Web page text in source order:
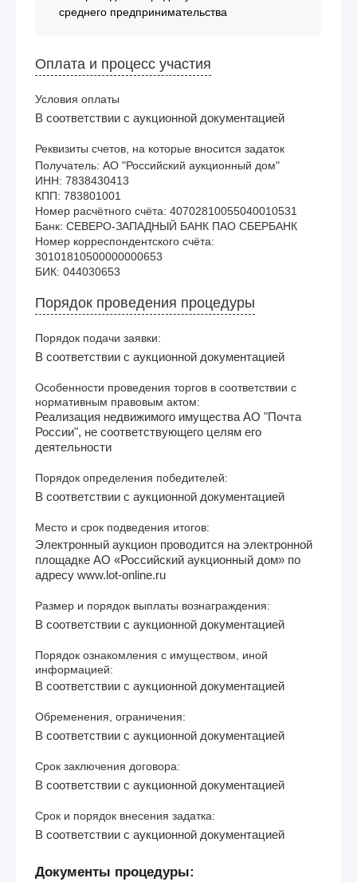
среднего предпринимательства
Оплата и процесс участия
Условия оплаты
В соответствии с аукционной документацией
Реквизиты счетов, на которые вносится задаток
Получатель: АО "Российский аукционный дом"
ИНН: 7838430413
КПП: 783801001
Номер расчётного счёта: 40702810055040010531
Банк: СЕВЕРО-ЗАПАДНЫЙ БАНК ПАО СБЕРБАНК
Номер корреспондентского счёта:
30101810500000000653
Порядок проведения процедуры
Порядок подачи заявки:
В соответствии с аукционной документацией
Особенности проведения торгов в соответствии с
нормативным правовым актом:
Реализация недвижимого имущества АО "Почта
России", не соответствующего целям его
деятельности
Порядок определения победителей:
В соответствии с аукционной документацией
Место и срок подведения итогов:
Электронный аукцион проводится на электронной
площадке АО «Российский аукционный дом» по
адресу www.lot-online.ru
Размер и порядок выплаты вознаграждения:
В соответствии с аукционной документацией
Порядок ознакомления с имуществом, иной
информацией:
В соответствии с аукционной документацией
Обременения, ограничения:
В соответствии с аукционной документацией
Срок заключения договора:
В соответствии с аукционной документацией
Срок и порядок внесения задатка:
В соответствии с аукционной документацией
Документы процедуры: